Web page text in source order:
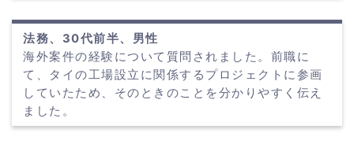
法務、30代前半、男性
海外案件の経験について質問されました。前職に
て、タイの工場設立に関係するプロジェクトに参画
していたため、そのときのことを分かりやすく伝え
ました。